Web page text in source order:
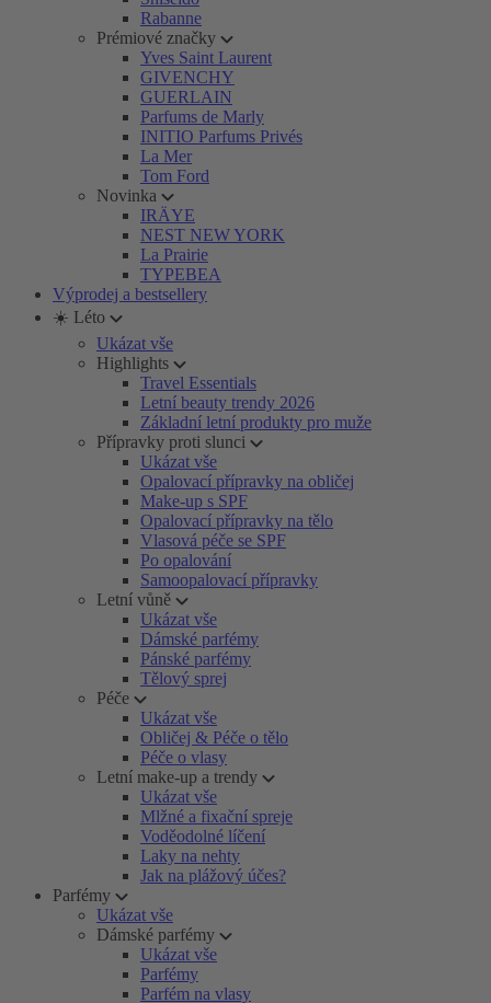
Rabanne
Prémiové značky
Yves Saint Laurent
GIVENCHY
GUERLAIN
Parfums de Marly
INITIO Parfums Privés
La Mer
Tom Ford
Novinka
IRÄYE
NEST NEW YORK
La Prairie
TYPEBEA
Výprodej a bestsellery
☀️ Léto
Ukázat vše
Highlights
Travel Essentials
Letní beauty trendy 2026
Základní letní produkty pro muže
Přípravky proti slunci
Ukázat vše
Opalovací přípravky na obličej
Make-up s SPF
Opalovací přípravky na tělo
Vlasová péče se SPF
Po opalování
Samoopalovací přípravky
Letní vůně
Ukázat vše
Dámské parfémy
Pánské parfémy
Tělový sprej
Péče
Ukázat vše
Obličej & Péče o tělo
Péče o vlasy
Letní make-up a trendy
Ukázat vše
Mlžné a fixační spreje
Voděodolné líčení
Laky na nehty
Jak na plážový účes?
Parfémy
Ukázat vše
Dámské parfémy
Ukázat vše
Parfémy
Parfém na vlasy